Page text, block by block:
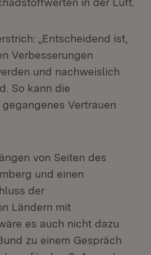
„Entscheidend ist,
Verbesserungen
und nachweislich
So kann die
Vertrauen
von Seiten des
und einen
der
Ländern mit
es auch nicht dazu
zu einem Gespräch